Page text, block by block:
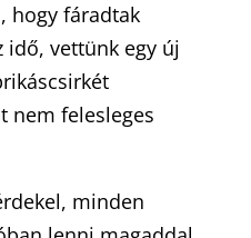
hogy fáradtak
vettünk egy új
nem felesleges
minden